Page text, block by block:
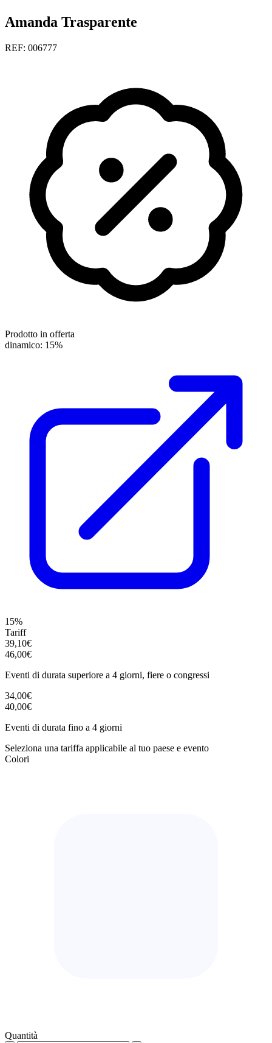
Amanda Trasparente
REF: 006777
Prodotto in offerta
dinamico: 15%
15%
Tariff
39,10€
46,00€
Eventi di durata superiore a 4 giorni, fiere o congressi
34,00€
40,00€
Eventi di durata fino a 4 giorni
Seleziona una tariffa applicabile al tuo paese e evento
Colori
Quantità